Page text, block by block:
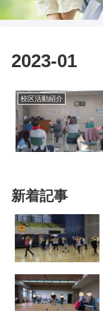
2023-01
校区活動紹介
新着記事